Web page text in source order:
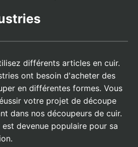
différents articles en cuir.
ont besoin d'acheter des
en différentes formes. Vous
votre projet de découpe
dans nos découpeurs de cuir.
devenue populaire pour sa